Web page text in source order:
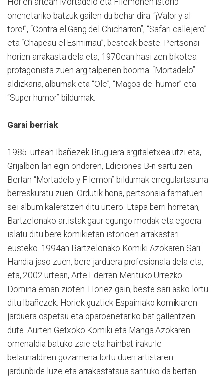
onenetariko batzuk gailen du behar dira: “¡Valor y al
toro!”, “Contra el Gang del Chicharron”, “Safari callejero”
eta “Chapeau el Esmirriau”, besteak beste. Pertsonai
horien arrakasta dela eta, 1970ean hasi zen bikotea
protagonista zuen argitalpenen booma: “Mortadelo”
aldizkaria, albumak eta “Ole”, “Magos del humor” eta
“Super humor” bildumak.
Garai berriak
1985. urtean Ibañezek Bruguera argitaletxea utzi eta,
Grijalbon lan egin ondoren, Ediciones B-n sartu zen.
Bertan “Mortadelo y Filemon” bildumak erregulartasuna
berreskuratu zuen. Ordutik hona, pertsonaia famatuen
sei album kaleratzen ditu urtero. Etapa berri horretan,
Bartzelonako artistak gaur egungo modak eta egoera
islatu ditu bere komikietan istorioen arrakastari
eusteko. 1994an Bartzelonako Komiki Azokaren Sari
Handia jaso zuen, bere jarduera profesionala dela eta,
eta, 2002 urtean, Arte Ederren Merituko Urrezko
Domina eman zioten. Horiez gain, beste sari asko lortu
ditu Ibañezek. Horiek guztiek Espainiako komikiaren
jarduera ospetsu eta oparoenetariko bat gailentzen
dute. Aurten Getxoko Komiki eta Manga Azokaren
omenaldia batuko zaie eta hainbat irakurle
belaunaldiren gozamena lortu duen artistaren
jardunbide luze eta arrakastatsua sarituko da bertan.